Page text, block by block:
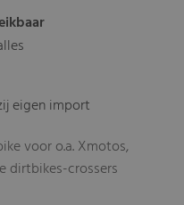
eigen import
voor o.a. Xmotos,
dirtbikes-crossers